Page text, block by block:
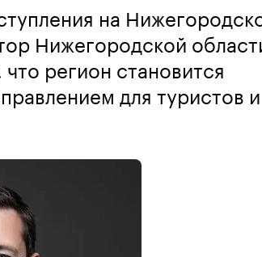
на
Нижегородской
регион становится
для туристов и